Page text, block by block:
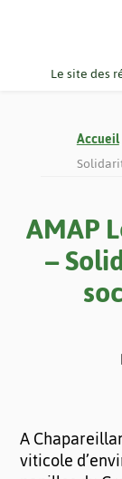
Le site des
Accueil
AMAP
–
A
viticole